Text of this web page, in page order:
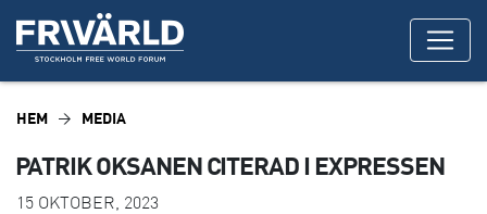
HEM MEDIA
PATRIK OKSANEN CITERAD I EXPRESSEN
15 OKTOBER, 2023